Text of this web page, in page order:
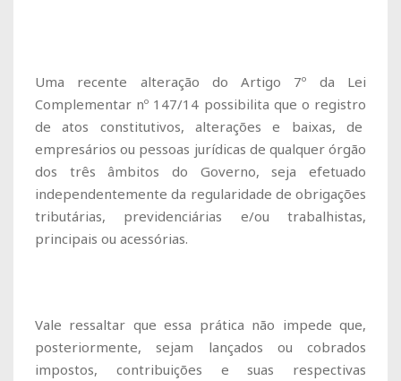
Uma recente alteração do Artigo 7º da Lei
Complementar nº 147/14 possibilita que o registro
de atos constitutivos, alterações e baixas, de
empresários ou pessoas jurídicas de qualquer órgão
dos três âmbitos do Governo, seja efetuado
independentemente da regularidade de obrigações
tributárias, previdenciárias e/ou trabalhistas,
principais ou acessórias.
Vale ressaltar que essa prática não impede que,
posteriormente, sejam lançados ou cobrados
impostos, contribuições e suas respectivas